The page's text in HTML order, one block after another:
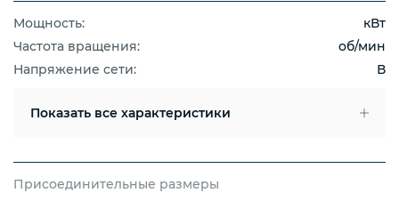
Мощность:
кВт
Частота вращения:
об/мин
Напряжение сети:
В
Показать все характеристики
Присоединительные размеры